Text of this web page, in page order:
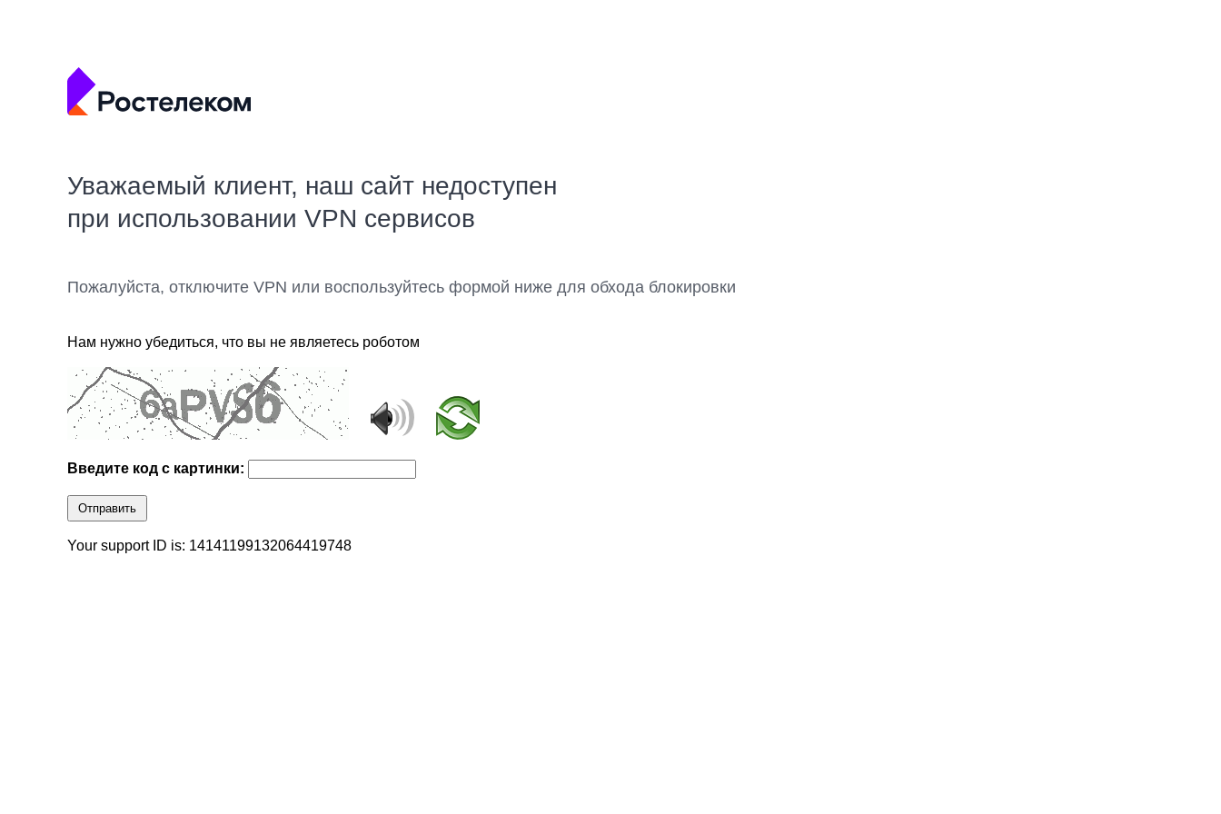
Уважаемый клиент, наш сайт недоступен
при использовании VPN сервисов
Пожалуйста, отключите VPN или воспользуйтесь формой ниже для обхода блокировки
Нам нужно убедиться, что вы не являетесь роботом
Введите код с картинки:
Отправить
Your support ID is: 14141199132064419748